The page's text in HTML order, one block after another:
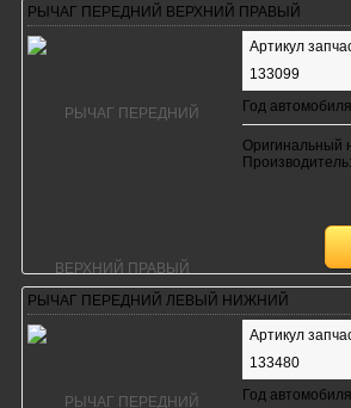
РЫЧАГ ПЕРЕДНИЙ ВЕРХНИЙ ПРАВЫЙ
Артикул
133099
Год
Оригинальный
РЫЧАГ ПЕРЕДНИЙ ЛЕВЫЙ НИЖНИЙ
Артикул
133480
Год